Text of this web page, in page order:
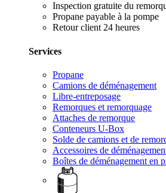
Inspection gratuite du
Propane payable à la pompe
Retour client 24 heures
Services
Propane
Camions de déménagement
Libre-entreposage
Remorques et remorquage
Attaches de remorque
Conteneurs U-Box
Solde de camions et de
Accessoires de
Boîtes de déménagement en